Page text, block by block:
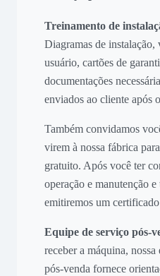
Treinamento de
Diagramas de instalação,
usuário, cartões de
documentações
enviados ao cliente após
Também convidamos
virem à nossa fábrica
gratuito. Após você ter
operação e manutenção
emitiremos um
Equipe de serviço pós-
receber a máquina,
pós-venda fornece